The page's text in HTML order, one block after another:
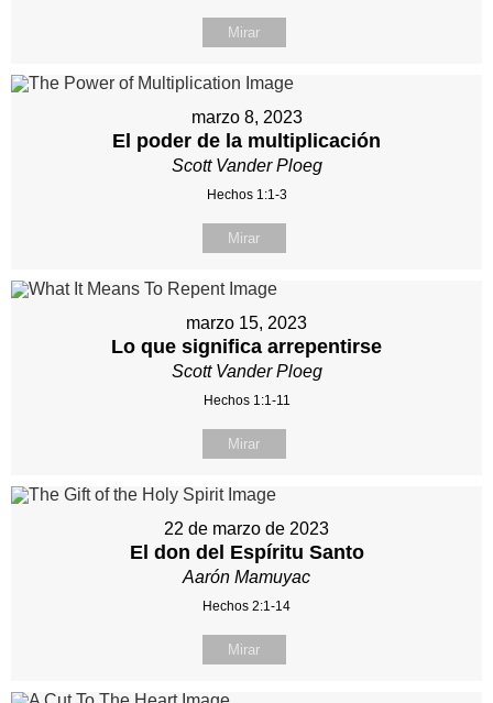
Mirar
marzo 8, 2023
El poder de la multiplicación
Scott Vander Ploeg
Hechos 1:1-3
Mirar
marzo 15, 2023
Lo que significa arrepentirse
Scott Vander Ploeg
Hechos 1:1-11
Mirar
22 de marzo de 2023
El don del Espíritu Santo
Aarón Mamuyac
Hechos 2:1-14
Mirar